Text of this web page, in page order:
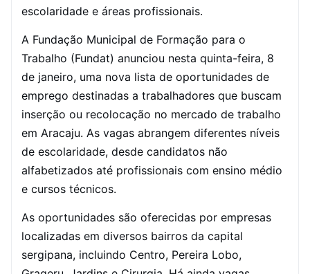
escolaridade e áreas profissionais.
A Fundação Municipal de Formação para o
Trabalho (Fundat) anunciou nesta quinta-feira, 8
de janeiro, uma nova lista de oportunidades de
emprego destinadas a trabalhadores que buscam
inserção ou recolocação no mercado de trabalho
em Aracaju. As vagas abrangem diferentes níveis
de escolaridade, desde candidatos não
alfabetizados até profissionais com ensino médio
e cursos técnicos.
As oportunidades são oferecidas por empresas
localizadas em diversos bairros da capital
sergipana, incluindo Centro, Pereira Lobo,